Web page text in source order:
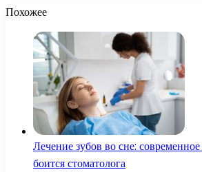
Похожее
Лечение зубов во сне:
боится стоматолога